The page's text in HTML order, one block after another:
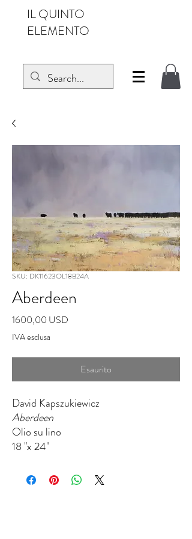
IL QUINTO
ELEMENTO
SKU: DK11623OL18B24A
Aberdeen
1600,00 USD
IVA esclusa
Esaurito
David Kapszukiewicz
Aberdeen
Olio su lino
18 "x 24"